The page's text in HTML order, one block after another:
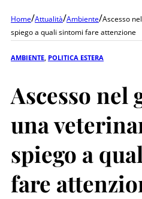
Home/Attualità/Ambiente/Ascesso
spiego a quali sintomi fare attenzione
AMBIENTE POLITICA ESTERA
Ascesso nel
una
spiego a
fare